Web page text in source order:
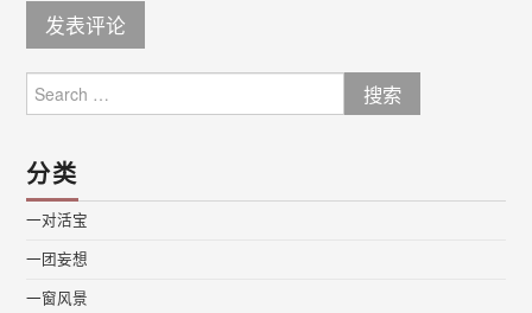
for:
分类
一对活宝
一团妄想
一窗风景